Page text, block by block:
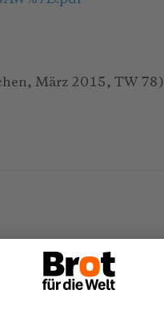
März 2015, TW 78)